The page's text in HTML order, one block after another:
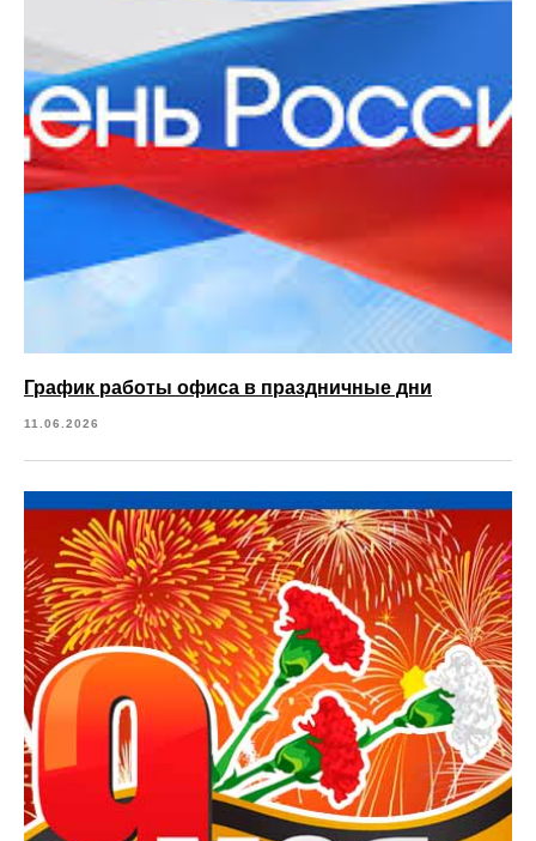
График работы офиса в праздничные дни
11.06.2026